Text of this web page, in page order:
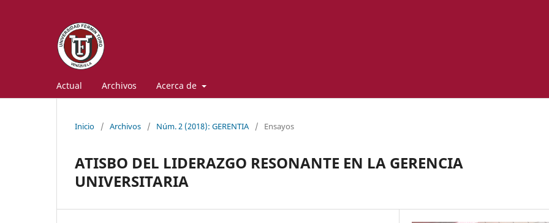
Actual Archivos Acerca de
Inicio / Archivos / Núm. 2 (2018): GERENTIA / Ensayos
ATISBO DEL LIDERAZGO RESONANTE EN LA GERENCIA
UNIVERSITARIA